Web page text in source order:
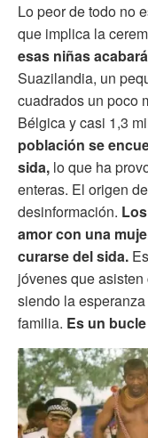
Lo peor de todo no
que implica la
esas niñas
Suazilandia, un
cuadrados un poco
Bélgica y casi 1,3
población se
sida, lo que ha
enteras. El origen
desinformación. Los
amor con una
curarse del sida.
jóvenes que
siendo la
familia. Es un